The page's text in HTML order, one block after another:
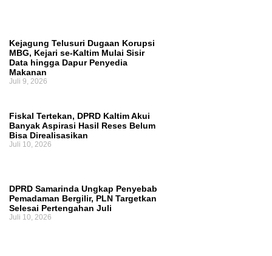
Kejagung Telusuri Dugaan Korupsi
MBG, Kejari se-Kaltim Mulai Sisir
Data hingga Dapur Penyedia
Makanan
Juli 9, 2026
Fiskal Tertekan, DPRD Kaltim Akui
Banyak Aspirasi Hasil Reses Belum
Bisa Direalisasikan
Juli 10, 2026
DPRD Samarinda Ungkap Penyebab
Pemadaman Bergilir, PLN Targetkan
Selesai Pertengahan Juli
Juli 10, 2026